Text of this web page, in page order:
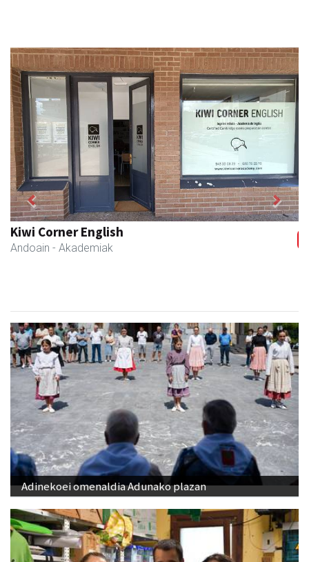
Kiwi Corner English
Andoain - Akademiak
Previous Next
Adinekoei omenaldia Adunako plazan